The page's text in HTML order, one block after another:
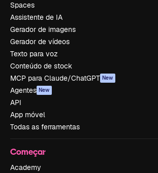
Spaces
Assistente de IA
Gerador de imagens
Gerador de vídeos
Texto para voz
Conteúdo de stock
MCP para Claude/ChatGPT New
Agentes New
API
App móvel
Todas as ferramentas
Começar
Academy